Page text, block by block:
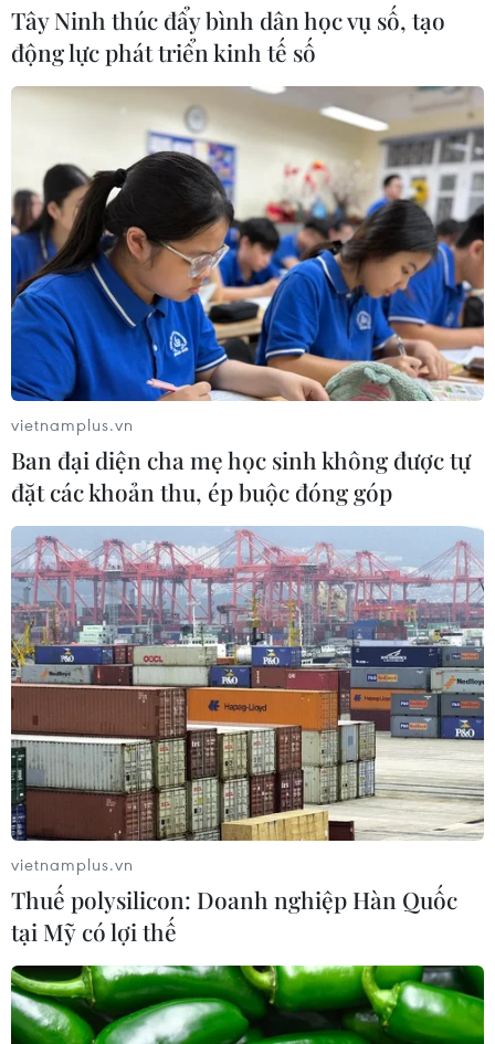
TIN CÙNG CHUYÊN MỤC
Ngân hàng Trung ương Trung Quốc
Tây Ninh thúc đẩy bình dân học vụ số, tạo
động lực phát triển kinh tế số
vietnamplus.vn
Ban đại diện cha mẹ học sinh không được tự
đặt các khoản thu, ép buộc đóng góp
vietnamplus.vn
Thuế polysilicon: Doanh nghiệp Hàn Quốc
tại Mỹ có lợi thế